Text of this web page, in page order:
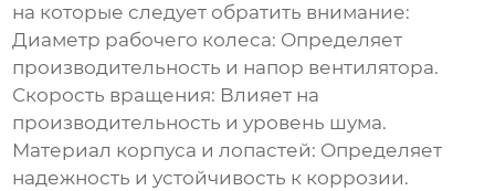
на которые следует обратить внимание:
Диаметр рабочего колеса: Определяет
производительность и напор вентилятора.
Скорость вращения: Влияет на
производительность и уровень шума.
Материал корпуса и лопастей: Определяет
надежность и устойчивость к коррозии.